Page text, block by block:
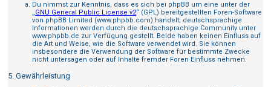
Du nimmst zur Kenntnis, dass es sich bei phpBB um eine unter der
„GNU General Public License v2“ (GPL) bereitgestellten Foren-Software
von phpBB Limited (www.phpbb.com) handelt; deutschsprachige
Informationen werden durch die deutschsprachige Community unter
www.phpbb.de zur Verfügung gestellt. Beide haben keinen Einfluss auf
die Art und Weise, wie die Software verwendet wird. Sie können
insbesondere die Verwendung der Software für bestimmte Zwecke
nicht untersagen oder auf Inhalte fremder Foren Einfluss nehmen.
5. Gewährleistung